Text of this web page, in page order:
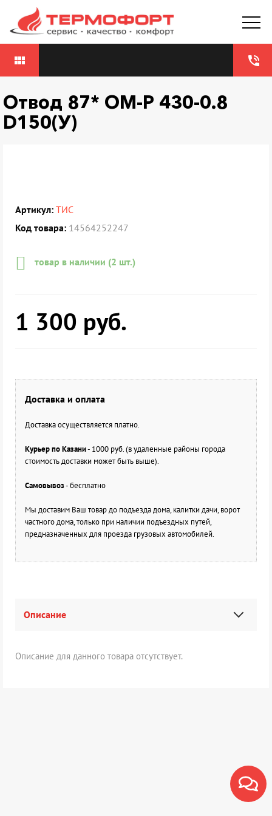
phone_in_talk
view_module
Отвод 87* ОМ-Р 430-0.8
D150(У)
Артикул: ТИС
Код товара: 14564252247
товар в наличии (2 шт.)
1 300 руб.
Доставка и оплата
Доставка осуществляется платно.
Курьер по Казани- 1000 руб. (в удаленные районы города
стоимость доставки может быть выше).
Самовывоз- бесплатно
Мы доставим Ваш товар до подъезда дома, калитки дачи, ворот
частного дома, только при наличии подъездных путей,
предназначенных для проезда грузовых автомобилей.
Описание
Описание для данного товара отсутствует.